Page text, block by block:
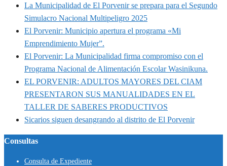
La Municipalidad de El Porvenir se prepara para el Segundo
Simulacro Nacional Multipeligro 2025
El Porvenir: Municipio apertura el programa «Mi
Emprendimiento Mujer”.
El Porvenir: La Municipalidad firma compromiso con el
Programa Nacional de Alimentación Escolar Wasinikuna.
EL PORVENIR: ADULTOS MAYORES DEL CIAM
PRESENTARON SUS MANUALIDADES EN EL
TALLER DE SABERES PRODUCTIVOS
Sicarios siguen desangrando al distrito de El Porvenir
Consultas
Consulta de Expediente